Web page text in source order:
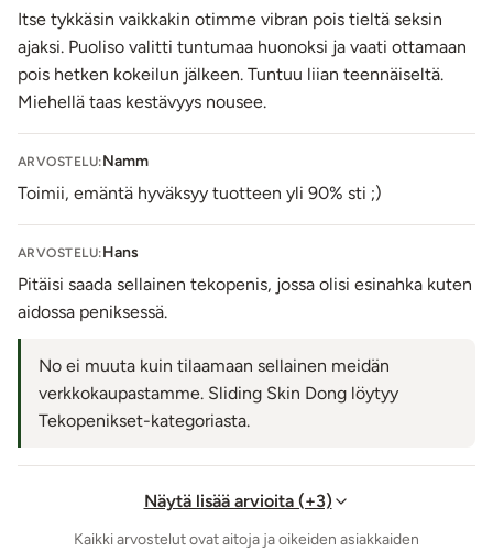
Materiaali: TPR (jatko), ABS ja PU-pinnoite (luotivibra)
Tuotteen kokopituus: 19 cm
Jatkon ulkopituus: 15 cm
Jatkon sisäpituus: 13 cm
Luotivibraattorin halkasija: 1,8 cm
Moottori: 1 moottori, 10 värinäohjelmaa.
Toimii: 3 x LR44 paristoilla (sisältyy pakkaukseen)
Roisketiivis
Väri: Tummanharmaa
Lähetyksen paino: ~ 0.5 kg
Itse tykkäsin vaikkakin otimme vibran pois tieltä seksin
ajaksi. Puoliso valitti tuntumaa huonoksi ja vaati ottamaan
pois hetken kokeilun jälkeen. Tuntuu liian teennäiseltä.
Miehellä taas kestävyys nousee.
ARVOSTELU:Namm
Toimii, emäntä hyväksyy tuotteen yli 90% sti ;)
ARVOSTELU:Hans
Pitäisi saada sellainen tekopenis, jossa olisi esinahka kuten
aidossa peniksessä.
No ei muuta kuin tilaamaan sellainen meidän
verkkokaupastamme. Sliding Skin Dong löytyy
Tekopenikset-kategoriasta.
Näytä lisää arvioita (+3)
Kaikki arvostelut ovat aitoja ja oikeiden asiakkaiden